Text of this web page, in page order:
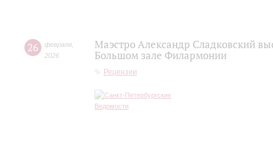
26 февраля
2026
Маэстро Александр Сладковский
Большом зале Филармонии
Рецензии